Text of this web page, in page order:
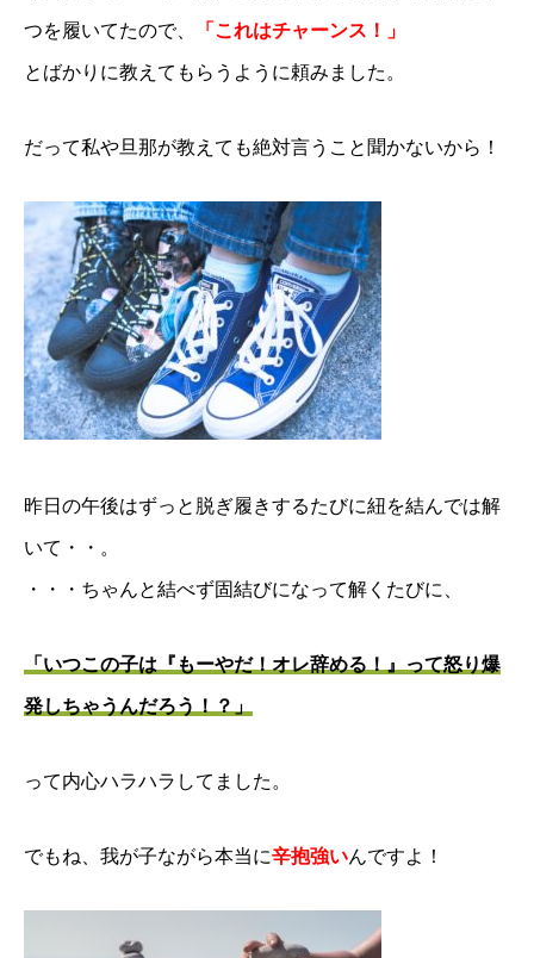
つを履いてたので、 「これはチャーンス！」
とばかりに教えてもらうように頼みました。
だって私や旦那が教えても絶対言うこと聞かないから！
昨日の午後はずっと脱ぎ履きするたびに紐を結んでは解
いて・・。
・・・ちゃんと結べず固結びになって解くたびに、
「いつこの子は『もーやだ！オレ辞める！』って怒り爆
発しちゃうんだろう！？」
って内心ハラハラしてました。
でもね、我が子ながら本当に辛抱強いんですよ！